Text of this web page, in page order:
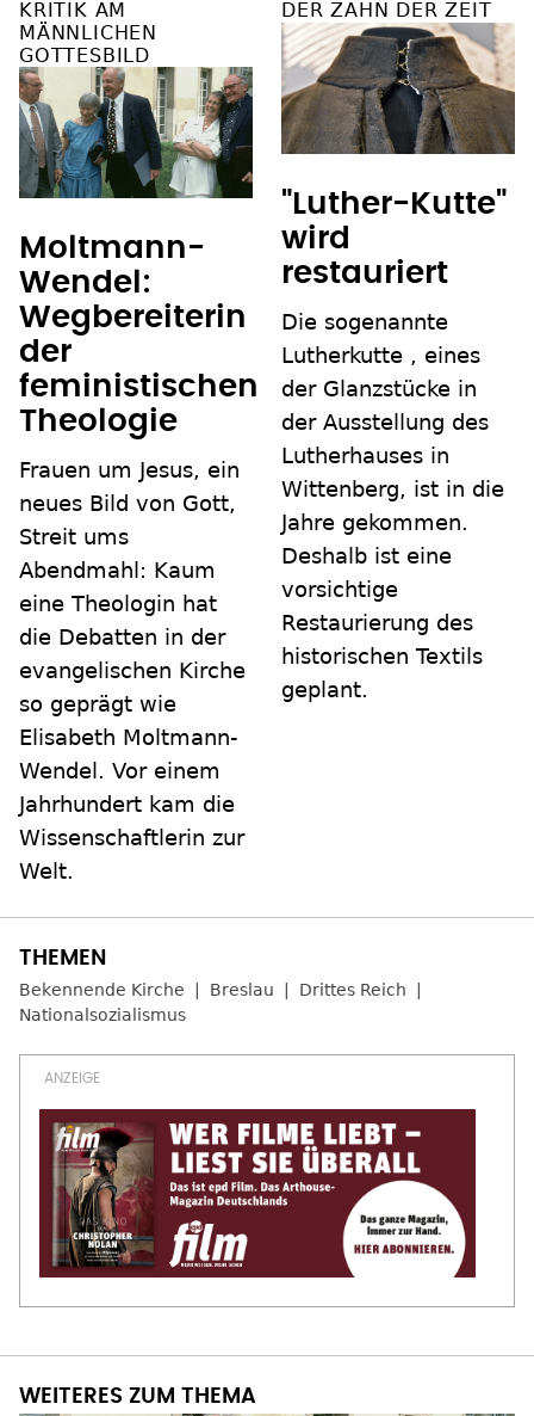
KRITIK AM
MÄNNLICHEN
GOTTESBILD
Moltmann-
Wendel:
Wegbereiterin
der
feministischen
Theologie
Frauen um Jesus, ein
neues Bild von Gott,
Streit ums
Abendmahl: Kaum
eine Theologin hat
die Debatten in der
evangelischen Kirche
so geprägt wie
Elisabeth Moltmann-
Wendel. Vor einem
Jahrhundert kam die
Wissenschaftlerin zur
Welt.
DER ZAHN DER ZEIT
"Luther-Kutte"
wird
restauriert
Die sogenannte
Lutherkutte , eines
der Glanzstücke in
der Ausstellung des
Lutherhauses in
Wittenberg, ist in die
Jahre gekommen.
Deshalb ist eine
vorsichtige
Restaurierung des
historischen Textils
geplant.
Bekennende Kirche Breslau
Drittes Reich
Nationalsozialismus